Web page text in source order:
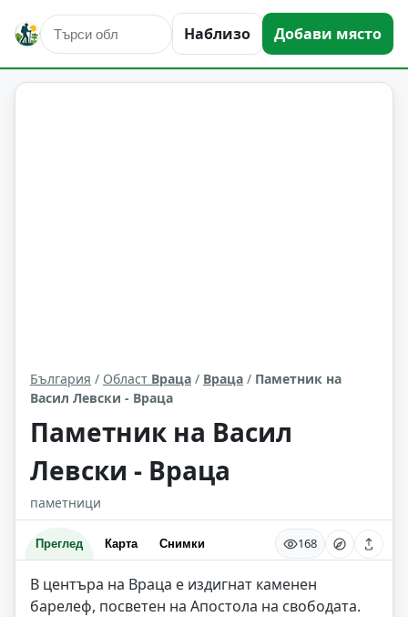
Наблизо Добави място
култура и изкуство Враца Област: Враца
България / Област Враца / Враца / Паметник на
Васил Левски - Враца
Паметник на Васил
Левски - Враца
паметници
Преглед Карта Снимки 168
В центъра на Враца е издигнат каменен
барелеф, посветен на Апостола на свободата.